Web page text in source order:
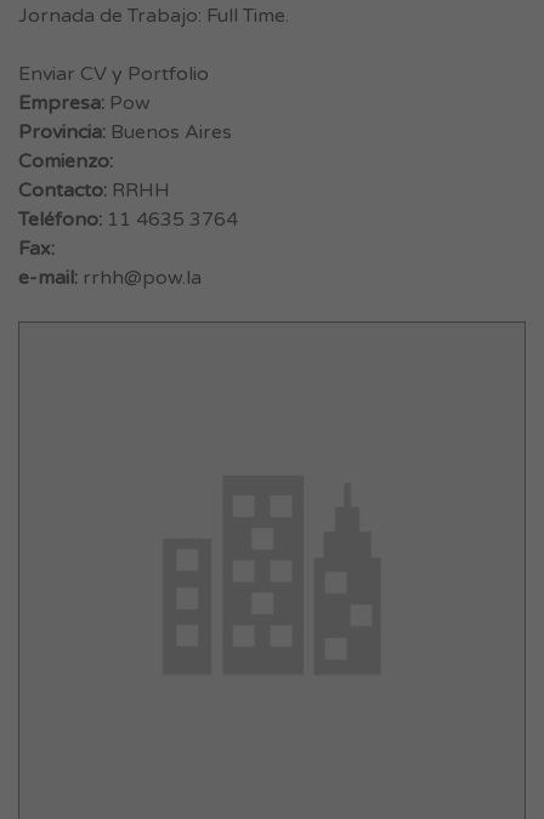
Jornada de Trabajo: Full Time.
Enviar CV y Portfolio
Empresa: Pow
Provincia: Buenos Aires
Comienzo:
Contacto: RRHH
Teléfono: 11 4635 3764
Fax:
e-mail: rrhh@pow.la